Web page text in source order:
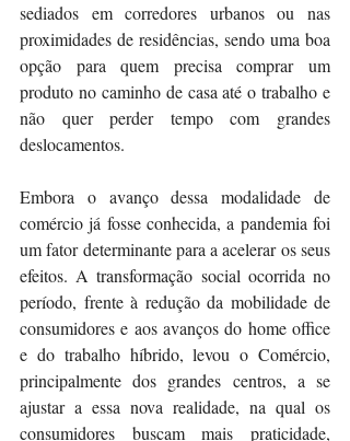
sediados em corredores urbanos ou nas
proximidades de residências, sendo uma boa
opção para quem precisa comprar um
produto no caminho de casa até o trabalho e
não quer perder tempo com grandes
deslocamentos.
Embora o avanço dessa modalidade de
comércio já fosse conhecida, a pandemia foi
um fator determinante para a acelerar os seus
efeitos. A transformação social ocorrida no
período, frente à redução da mobilidade de
consumidores e aos avanços do home office
e do trabalho híbrido, levou o Comércio,
principalmente dos grandes centros, a se
ajustar a essa nova realidade, na qual os
consumidores buscam mais praticidade,